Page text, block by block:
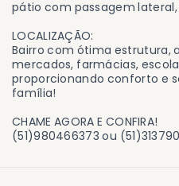
pátio com passagem
LOCALIZAÇÃO:
Bairro com ótima estrutura,
mercados, farmácias,
proporcionando conforto e
família!
CHAME AGORA E CONFIRA!
(51)980466373 ou